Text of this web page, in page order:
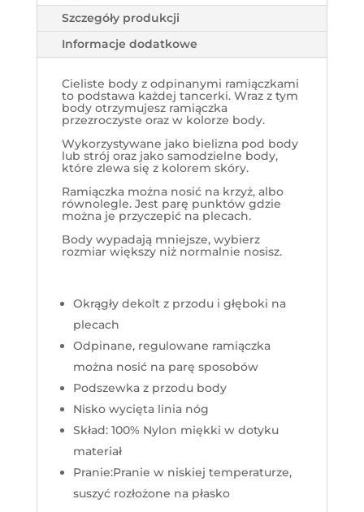
Szczegóły produkcji
Informacje dodatkowe
Cieliste body z odpinanymi ramiączkami
to podstawa każdej tancerki. Wraz z tym
body otrzymujesz ramiączka
przezroczyste oraz w kolorze body.
Wykorzystywane jako bielizna pod body
lub strój oraz jako samodzielne body,
które zlewa się z kolorem skóry.
Ramiączka można nosić na krzyż, albo
równolegle. Jest parę punktów gdzie
można je przyczepić na plecach.
Body wypadają mniejsze, wybierz
rozmiar większy niż normalnie nosisz.
Okrągły dekolt z przodu i głęboki na
plecach
Odpinane, regulowane ramiączka
można nosić na parę sposobów
Podszewka z przodu body
Nisko wycięta linia nóg
Skład: 100% Nylon miękki w dotyku
materiał
Pranie:Pranie w niskiej temperaturze,
suszyć rozłożone na płasko